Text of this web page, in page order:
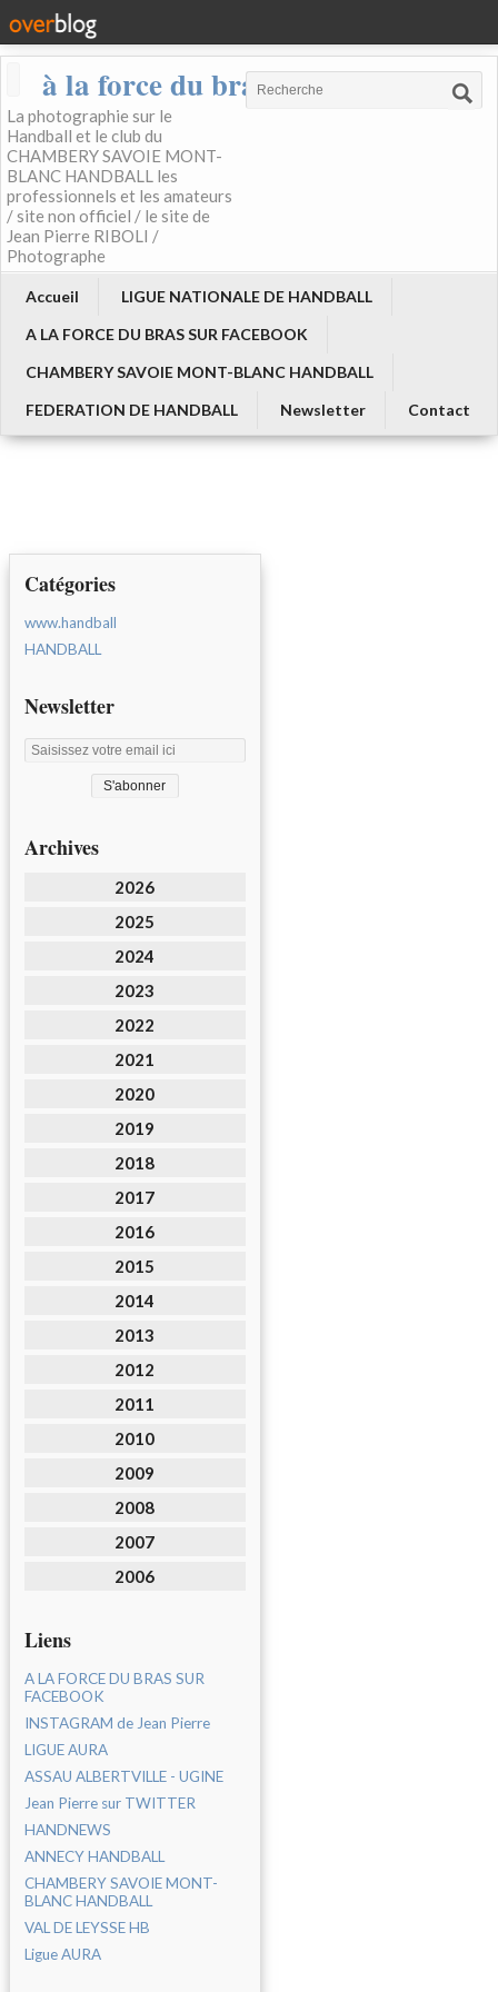
à la force du bras
La photographie sur le
Handball et le club du
CHAMBERY SAVOIE MONT-
BLANC HANDBALL les
professionnels et les amateurs
/ site non officiel / le site de
Jean Pierre RIBOLI /
Photographe
Accueil
LIGUE NATIONALE DE HANDBALL
A LA FORCE DU BRAS SUR FACEBOOK
CHAMBERY SAVOIE MONT-BLANC HANDBALL
FEDERATION DE HANDBALL
Newsletter Contact
Catégories
www.handball
HANDBALL
Newsletter
Archives
2026
2025
2024
2023
2022
2021
2020
2019
2018
2017
2016
2015
2014
2013
2012
2011
2010
2009
2008
2007
2006
Liens
A LA FORCE DU BRAS SUR
FACEBOOK
INSTAGRAM de Jean Pierre
LIGUE AURA
ASSAU ALBERTVILLE - UGINE
Jean Pierre sur TWITTER
HANDNEWS
ANNECY HANDBALL
CHAMBERY SAVOIE MONT-
BLANC HANDBALL
VAL DE LEYSSE HB
Ligue AURA